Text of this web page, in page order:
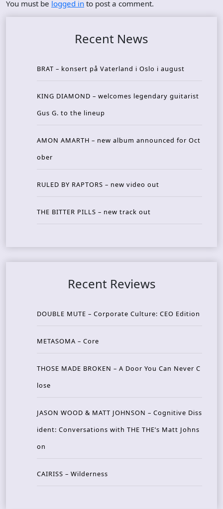
You must be logged in to post a comment.
Recent News
BRAT – konsert på Vaterland i Oslo i august
KING DIAMOND – welcomes legendary guitarist
Gus G. to the lineup
AMON AMARTH – new album announced for Oct
ober
RULED BY RAPTORS – new video out
THE BITTER PILLS – new track out
Recent Reviews
DOUBLE MUTE – Corporate Culture: CEO Edition
METASOMA – Core
THOSE MADE BROKEN – A Door You Can Never C
lose
JASON WOOD & MATT JOHNSON – Cognitive Diss
ident: Conversations with THE THE’s Matt Johns
on
CAIRISS – Wilderness